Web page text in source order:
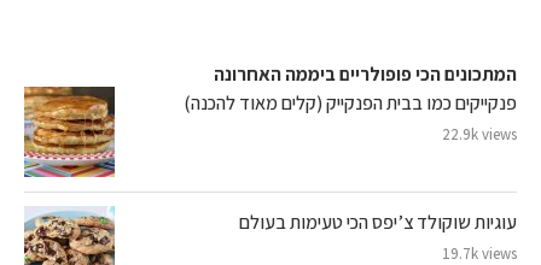
המתכונים הכי פופולריים ביממה האחרונה
פנקייקים כמו בבית הפנקייק (קלים מאוד להכנה)
22.9k views
עוגיות שוקולד צ’יפס הכי טעימות בעולם
19.7k views